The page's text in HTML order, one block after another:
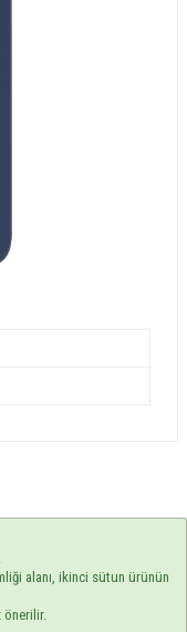
alanı, ikinci sütun ürünün
önerilir.